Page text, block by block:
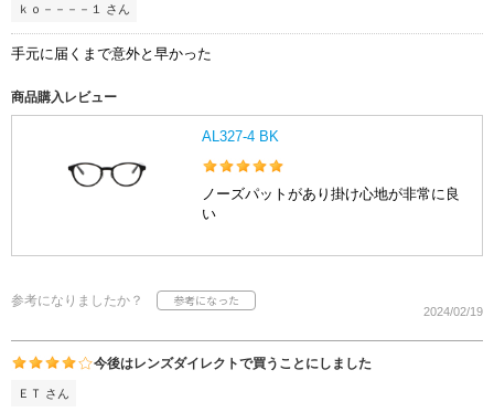
ｋｏ－－－－１ さん
手元に届くまで意外と早かった
商品購入レビュー
AL327-4 BK
ノーズパットがあり掛け心地が非常に良
い
参考になりましたか？
2024/02/19
今後はレンズダイレクトで買うことにしました
ＥＴ さん